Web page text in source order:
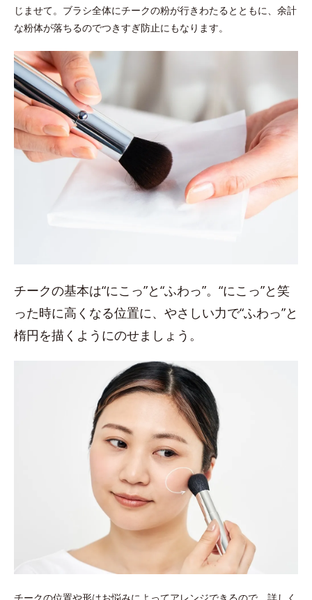
じませて。ブラシ全体にチークの粉が行きわたるとともに、余計
な粉体が落ちるのでつきすぎ防止にもなります。
チークの基本は“にこっ”と“ふわっ”。“にこっ”と笑
った時に高くなる位置に、やさしい力で“ふわっ”と
楕円を描くようにのせましょう。
チークの位置や形はお悩みによってアレンジできるので、詳しく